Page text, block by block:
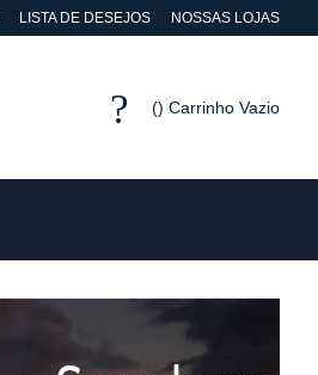
LISTA DE DESEJOS NOSSAS LOJAS
Carrinho Vazio